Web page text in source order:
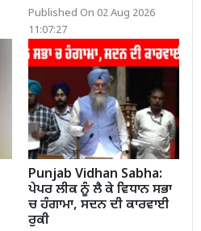
Published On 02 Aug 2026
11:07:27
Punjab Vidhan Sabha:
ਪੇਪਰ ਲੀਕ ਨੂੰ ਲੈ ਕੇ ਵਿਧਾਨ ਸਭਾ
ਚ ਹੰਗਾਮਾ, ਸਦਨ ਦੀ ਕਾਰਵਾਈ
ਰੁਕੀ